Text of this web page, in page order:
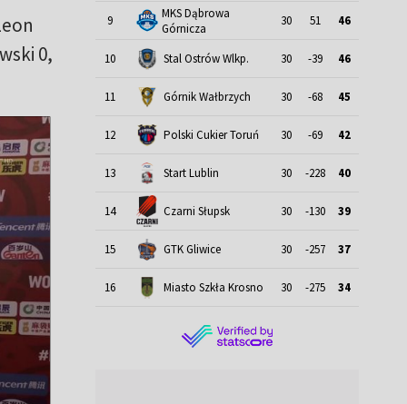
0,
9
MKS Dąbrowa
Górnicza
30 51 46
10 Stal Ostrów Wlkp. 30 -39 46
11 Górnik Wałbrzych 30 -68 45
12 Polski Cukier Toruń 30 -69 42
13 Start Lublin 30 -228 40
14 Czarni Słupsk 30 -130 39
15 GTK Gliwice 30 -257 37
16 Miasto Szkła Krosno 30 -275 34